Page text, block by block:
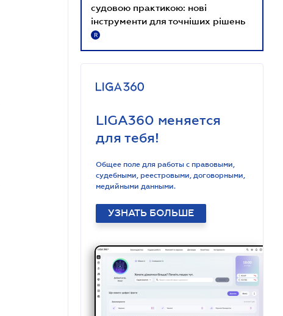
судовою практикою: нові
інструменти для точніших рішень
R
LIGA360 меняется
для тебя!
Общее поле для работы с правовыми,
судебными, реестровыми, договорными,
медийными данными.
УЗНАТЬ БОЛЬШЕ